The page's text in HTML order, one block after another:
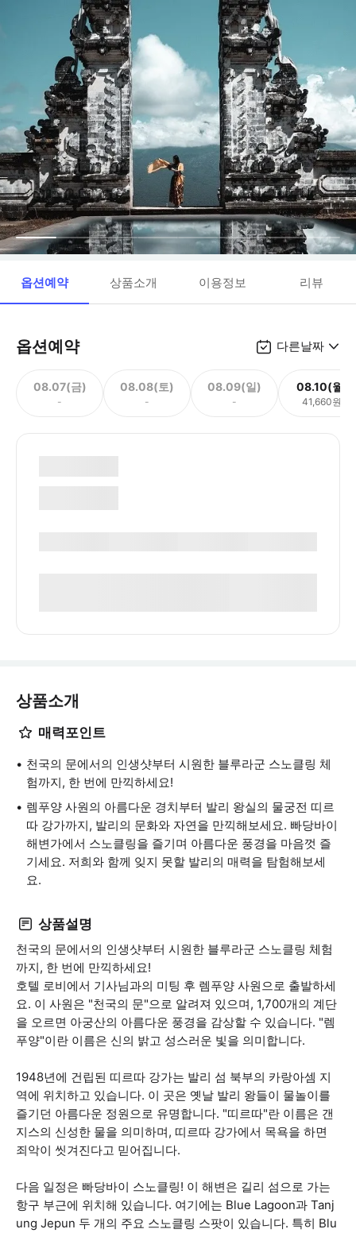
옵션예약 상품소개 이용정보 리뷰
옵션예약 다른날짜
08.07(금)
-
08.08(토)
-
08.09(일)
-
08.10(월)
41,660원
상품소개
매력포인트
천국의 문에서의 인생샷부터 시원한 블루라군 스노클링 체
험까지, 한 번에 만끽하세요!
렘푸양 사원의 아름다운 경치부터 발리 왕실의 물궁전 띠르
따 강가까지, 발리의 문화와 자연을 만끽해보세요. 빠당바이
해변가에서 스노클링을 즐기며 아름다운 풍경을 마음껏 즐
기세요. 저희와 함께 잊지 못할 발리의 매력을 탐험해보세
요.
상품설명
천국의 문에서의 인생샷부터 시원한 블루라군 스노클링 체험
까지, 한 번에 만끽하세요!
호텔 로비에서 기사님과의 미팅 후 렘푸양 사원으로 출발하세
요. 이 사원은 "천국의 문"으로 알려져 있으며, 1,700개의 계단
을 오르면 아궁산의 아름다운 풍경을 감상할 수 있습니다. "렘
푸양"이란 이름은 신의 밝고 성스러운 빛을 의미합니다.
1948년에 건립된 띠르따 강가는 발리 섬 북부의 카랑아셈 지
역에 위치하고 있습니다. 이 곳은 옛날 발리 왕들이 물놀이를
즐기던 아름다운 정원으로 유명합니다. "띠르따"란 이름은 갠
지스의 신성한 물을 의미하며, 띠르따 강가에서 목욕을 하면
죄악이 씻겨진다고 믿어집니다.
다음 일정은 빠당바이 스노클링! 이 해변은 길리 섬으로 가는
항구 부근에 위치해 있습니다. 여기에는 Blue Lagoon과 Tanj
ung Jepun 두 개의 주요 스노클링 스팟이 있습니다. 특히 Blu